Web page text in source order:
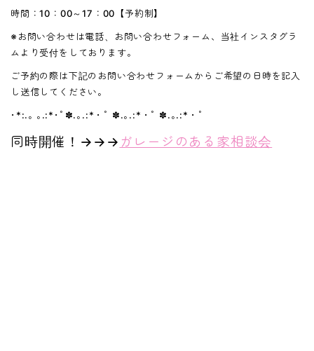
時間：10 ：00～17：00【予約制】
※お問い合わせは電話、お問い合わせフォーム、当社インスタグラ
ムより受付をしております。
ご予約の際は下記のお問い合わせフォームからご希望の日時を記入
し送信してください。
･*:.｡ ｡.:*･ﾟ✽.｡.:*・ﾟ ✽.｡.:*・ﾟ ✽.｡.:*・ﾟ
同時開催！→→→ ガレージのある家相談会